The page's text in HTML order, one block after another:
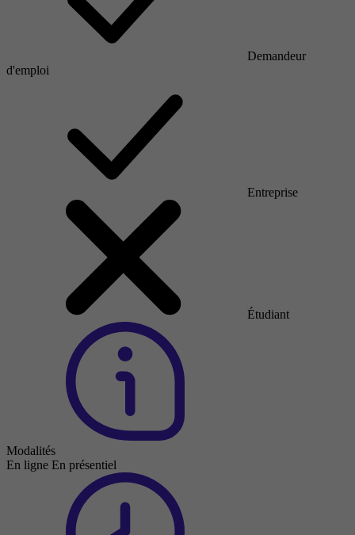
Demandeur
d'emploi
Entreprise
Étudiant
Modalités
En ligne En présentiel